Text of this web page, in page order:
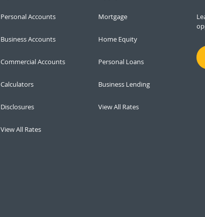
Personal Accounts
Business Accounts
Commercial Accounts
Calculators
Disclosures
View All Rates
Mortgage
Home Equity
Personal Loans
Business Lending
View All Rates